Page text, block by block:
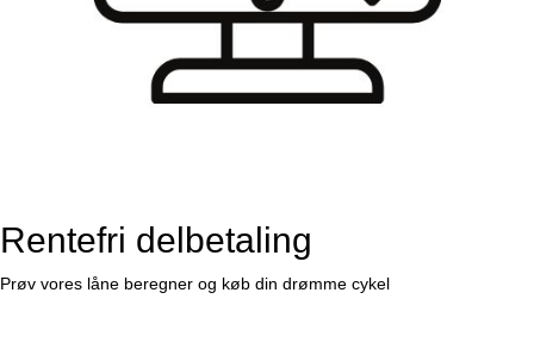
Rentefri delbetaling
Prøv vores låne beregner og køb din drømme cykel